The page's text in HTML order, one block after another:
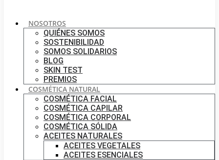
NOSOTROS
QUIÉNES SOMOS
SOSTENIBILIDAD
SOMOS SOLIDARIOS
BLOG
SKIN TEST
PREMIOS
COSMÉTICA NATURAL
COSMÉTICA FACIAL
COSMÉTICA CAPILAR
COSMÉTICA CORPORAL
COSMÉTICA SÓLIDA
ACEITES NATURALES
ACEITES VEGETALES
ACEITES ESENCIALES